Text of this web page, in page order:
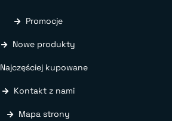
Promocje
Nowe produkty
Najczęściej kupowane
Kontakt z nami
Mapa strony